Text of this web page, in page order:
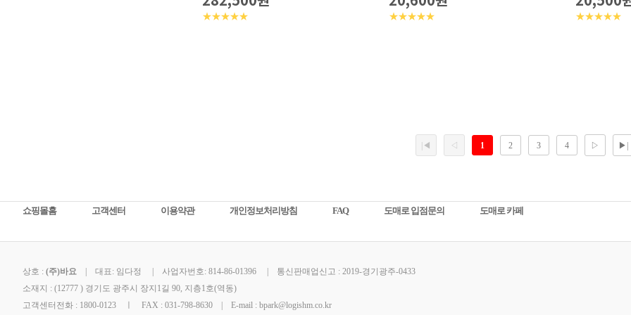
★★★★★ ★★★★★ ★★★★★
쇼핑몰홈 고객센터 이용약관 개인정보처리방침 FAQ 도매로 입점문의 도매로 카페
상호 : (주)바요 | 대표: 임다정 | 사업자번호: 814-86-01396 | 통신판매업신고 : 2019-경기광주-0433
소재지 : (12777 ) 경기도 광주시 장지1길 90, 지층1호(역동)
고객센터전화 : 1800-0123 ㅣ FAX : 031-798-8630 | E-mail : bpark@logishm.co.kr